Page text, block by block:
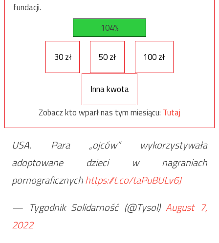
fundacji.
104%
30 zł 50 zł 100 zł
Inna kwota
Zobacz kto wparł nas tym miesiącu: Tutaj
USA. Para „ojców” wykorzystywała
adoptowane dzieci w nagraniach
pornograficznychhttps://t.co/taPuBULv6J
— Tygodnik Solidarność (@Tysol)August 7,
2022